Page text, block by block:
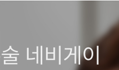
네비게이